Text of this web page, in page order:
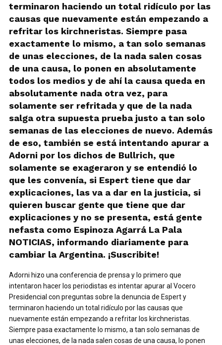
terminaron haciendo un total ridículo por las
causas que nuevamente están empezando a
refritar los kirchneristas. Siempre pasa
exactamente lo mismo, a tan solo semanas
de unas elecciones, de la nada salen cosas
de una causa, lo ponen en absolutamente
todos los medios y de ahí la causa queda en
absolutamente nada otra vez, para
solamente ser refritada y que de la nada
salga otra supuesta prueba justo a tan solo
semanas de las elecciones de nuevo. Además
de eso, también se está intentando apurar a
Adorni por los dichos de Bullrich, que
solamente se exageraron y se entendió lo
que les convenía, si Espert tiene que dar
explicaciones, las va a dar en la justicia, si
quieren buscar gente que tiene que dar
explicaciones y no se presenta, está gente
nefasta como Espinoza Agarrá La Pala
NOTICIAS, informando diariamente para
cambiar la Argentina. ¡Suscribite!
Adorni hizo una conferencia de prensa y lo primero que
intentaron hacer los periodistas es intentar apurar al Vocero
Presidencial con preguntas sobre la denuncia de Espert y
terminaron haciendo un total ridículo por las causas que
nuevamente están empezando a refritar los kirchneristas.
Siempre pasa exactamente lo mismo, a tan solo semanas de
unas elecciones, de la nada salen cosas de una causa, lo ponen